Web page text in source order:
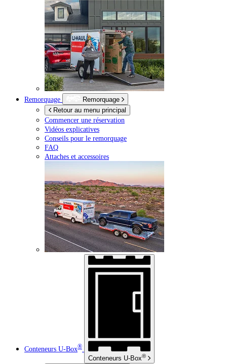
Remorquage
Remorquage
Retour au menu principal
Commencer une réservation
Vidéos explicatives
Conseils pour le remorquage
FAQ
Attaches et accessoires
Conteneurs U-Box®
Conteneurs U-Box®